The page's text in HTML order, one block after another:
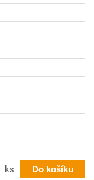
ks Do košíku